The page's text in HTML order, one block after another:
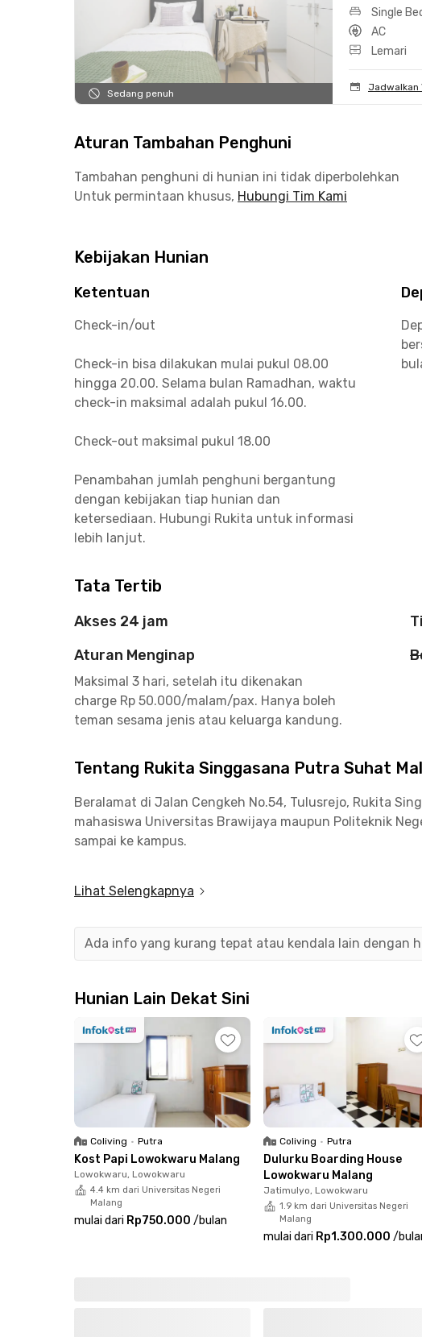
Sedang penuh
Single
AC
Lemari
Jadwalkan
Aturan Tambahan Penghuni
Tambahan penghuni di hunian ini tidak diperbolehkan
Untuk permintaan khusus, Hubungi Tim Kami
Kebijakan Hunian
Ketentuan
Check-in/out
Check-in bisa dilakukan mulai pukul 08.00
hingga 20.00. Selama bulan Ramadhan, waktu
check-in maksimal adalah pukul 16.00.
Check-out maksimal pukul 18.00
Penambahan jumlah penghuni bergantung
dengan kebijakan tiap hunian dan
ketersediaan. Hubungi Rukita untuk informasi
lebih lanjut.
Tata Tertib
Akses 24 jam
Aturan Menginap
Maksimal 3 hari, setelah itu dikenakan
charge Rp 50.000/malam/pax. Hanya boleh
teman sesama jenis atau keluarga kandung.
Tentang Rukita Singgasana Putra Suhat
Beralamat di Jalan Cengkeh No.54, Tulusrejo, Rukita
mahasiswa Universitas Brawijaya maupun Politeknik
sampai ke kampus.
Malang Town Square, Warung Lesehan Yogyakarta,
Fasilitas diRukita SinggasanaPutraSuhat Malangsudah
dapur, area komunal, sampai parkiran yang akan
Lihat Selengkapnya
Ada info yang kurang tepat atau kendala lain dengan
Hunian Lain Dekat Sini
Coliving • Putra
Kost Papi Lowokwaru Malang
Lowokwaru, Lowokwaru
4.4 km dari Universitas Negeri
Malang
mulai dari Rp750.000 /bulan
Coliving • Putra
Dulurku Boarding House
Lowokwaru Malang
Jatimulyo, Lowokwaru
1.9 km dari Universitas Negeri
Malang
mulai dari Rp1.300.000 /